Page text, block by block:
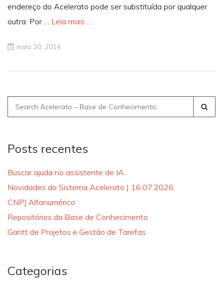
endereço do Acelerato pode ser substituída por qualquer
outra. Por … Leia mais ...
maio 30, 2014
Search
for:
Posts recentes
Buscar ajuda no assistente de IA.
Novidades do Sistema Acelerato | 16.07.2026
CNPJ Alfanumérico
Repositórios da Base de Conhecimento
Gantt de Projetos e Gestão de Tarefas
Categorias